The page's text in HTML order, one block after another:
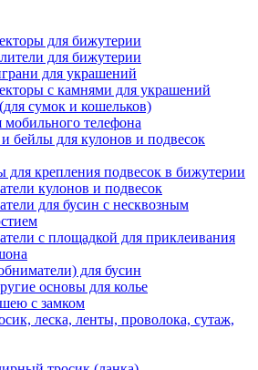
для бижутерии
для бижутерии
для украшений
с камнями для украшений
сумок и кошельков)
телефона
бейлы для кулонов и подвесок
для крепления подвесок в бижутерии
кулонов и подвесок
для бусин с несквозным
с площадкой для приклеивания
для бусин
основы для колье
с замком
леска, ленты, проволока, сутаж,